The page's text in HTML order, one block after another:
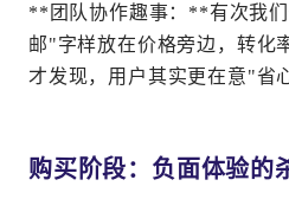
**团队协作趣事：**有次我
邮"字样放在价格旁边，转化
才发现，用户其实更在意"省
购买阶段：负面体验的